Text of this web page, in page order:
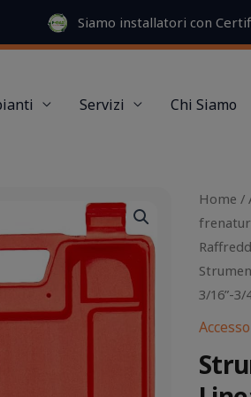
Siamo installatori con
Servizi Chi Siamo
Home /
3/16”-3/
Il
era:
70,00
Il
è:
60,00